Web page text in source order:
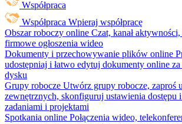
Współpraca
Współpraca Wpieraj współpracę
Obszar roboczy online Czat, kanał
firmowe ogłoszenia wideo
Dokumenty i przechowywanie plików online
udostępniaj i łatwo edytuj dokumenty online
dysku
Grupy robocze Utwórz grupy robocze, zaproś
zewnętrznych, skonfiguruj ustawienia dostępu i
zadaniami i projektami
Spotkania online Połączenia wideo,